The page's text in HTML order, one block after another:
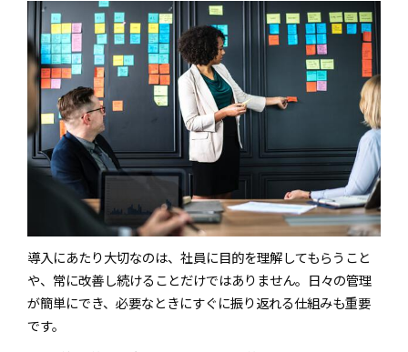
導入にあたり大切なのは、社員に目的を理解してもらうこと
や、常に改善し続けることだけではありません。日々の管理
が簡単にでき、必要なときにすぐに振り返れる仕組みも重要
です。